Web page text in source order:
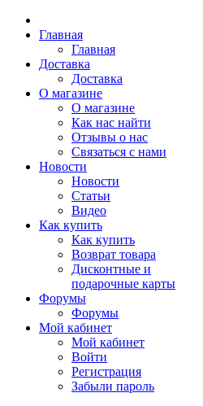
Главная
Главная
Доставка
Доставка
О магазине
О магазине
Как нас найти
Отзывы о нас
Связаться с нами
Новости
Новости
Статьи
Видео
Как купить
Как купить
Возврат товара
Дисконтные и
подарочные карты
Форумы
Форумы
Мой кабинет
Мой кабинет
Войти
Регистрация
Забыли пароль